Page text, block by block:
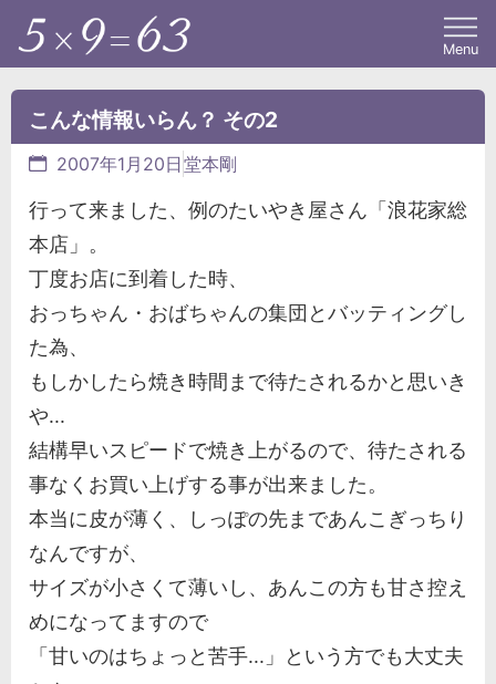
Menu
こんな情報いらん？ その2
2007年1月20日 堂本剛
行って来ました、例のたいやき屋さん「浪花家総
本店」。
丁度お店に到着した時、
おっちゃん・おばちゃんの集団とバッティングし
た為、
もしかしたら焼き時間まで待たされるかと思いき
や...
結構早いスピードで焼き上がるので、待たされる
事なくお買い上げする事が出来ました。
本当に皮が薄く、しっぽの先まであんこぎっちり
なんですが、
サイズが小さくて薄いし、あんこの方も甘さ控え
めになってますので
「甘いのはちょっと苦手...」という方でも大丈夫